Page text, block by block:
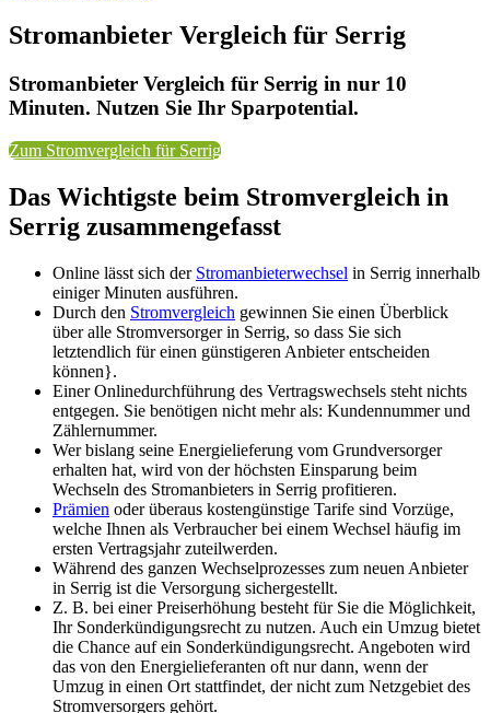
Stromanbieter Vergleich für Serrig
Stromanbieter Vergleich für Serrig in nur 10
Minuten. Nutzen Sie Ihr Sparpotential.
Zum Stromvergleich für Serrig
Das Wichtigste beim Stromvergleich in
Serrig zusammengefasst
Online lässt sich der Stromanbieterwechsel in Serrig innerhalb
einiger Minuten ausführen.
Durch den Stromvergleich gewinnen Sie einen Überblick
über alle Stromversorger in Serrig, so dass Sie sich
letztendlich für einen günstigeren Anbieter entscheiden
können}.
Einer Onlinedurchführung des Vertragswechsels steht nichts
entgegen. Sie benötigen nicht mehr als: Kundennummer und
Zählernummer.
Wer bislang seine Energielieferung vom Grundversorger
erhalten hat, wird von der höchsten Einsparung beim
Wechseln des Stromanbieters in Serrig profitieren.
Prämien oder überaus kostengünstige Tarife sind Vorzüge,
welche Ihnen als Verbraucher bei einem Wechsel häufig im
ersten Vertragsjahr zuteilwerden.
Während des ganzen Wechselprozesses zum neuen Anbieter
in Serrig ist die Versorgung sichergestellt.
Z. B. bei einer Preiserhöhung besteht für Sie die Möglichkeit,
Ihr Sonderkündigungsrecht zu nutzen. Auch ein Umzug bietet
die Chance auf ein Sonderkündigungsrecht. Angeboten wird
das von den Energielieferanten oft nur dann, wenn der
Umzug in einen Ort stattfindet, der nicht zum Netzgebiet des
Stromversorgers gehört.